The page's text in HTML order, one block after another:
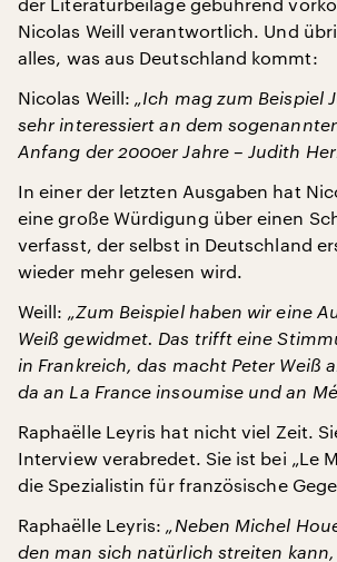
Nicolas Weill verantwortlich. Und
alles, was aus Deutschland kommt:
Nicolas Weill: „Ich mag zum Beispiel
sehr interessiert an dem
Anfang der 2000er Jahre – Judith
In einer der letzten Ausgaben hat
eine große Würdigung über einen
verfasst, der selbst in Deutschland
wieder mehr gelesen wird.
Weill: „Zum Beispiel haben wir eine
Weiß gewidmet. Das trifft eine
in Frankreich, das macht Peter Weiß
da an La France insoumise und an
Raphaëlle Leyris hat nicht viel Zeit.
Interview verabredet. Sie ist bei „Le
die Spezialistin für französische
Raphaëlle Leyris: „Neben Michel
den man sich natürlich streiten